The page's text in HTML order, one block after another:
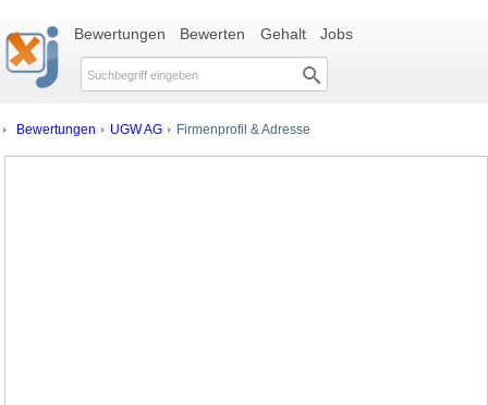
Bewertungen Bewerten Gehalt Jobs
Bewertungen UGW AG Firmenprofil & Adresse